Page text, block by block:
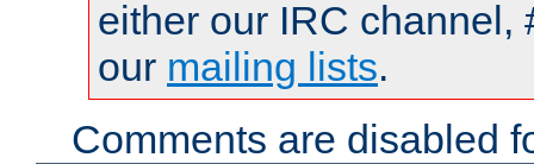
either our IRC channel,
our mailing lists.
Comments are disabled